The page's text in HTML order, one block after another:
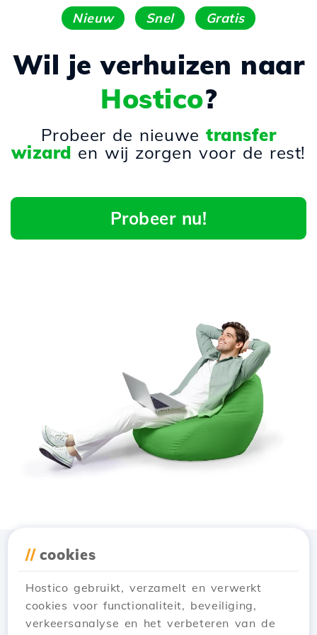
Nieuw Snel Gratis
Wil je verhuizen naar
Hostico?
Probeer de nieuwetransfer
wizard en wij zorgen voor de rest!
Probeer nu!
// cookies
Hostico gebruikt, verzamelt en verwerkt
cookies voor functionaliteit, beveiliging,
verkeersanalyse en het verbeteren van de
Download de app